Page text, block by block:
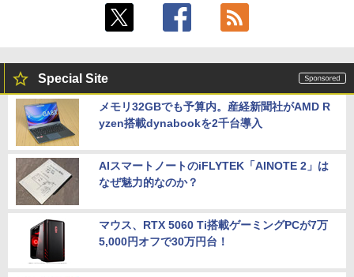
Special Site
メモリ32GBでも予算内。産経新聞社がAMD R
yzen搭載dynabookを2千台導入
AIスマートノートのiFLYTEK「AINOTE 2」は
なぜ魅力的なのか？
マウス、RTX 5060 Ti搭載ゲーミングPCが7万
5,000円オフで30万円台！